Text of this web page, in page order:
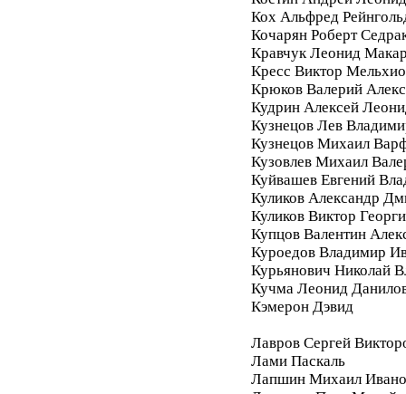
Кох Альфред
Кочарян Роберт
Кравчук Леонид
Кресс Виктор
Крюков Валерий
Кудрин Алексей
Кузнецов Лев
Кузнецов Михаил
Кузовлев Михаил
Куйвашев Евгений
Куликов Александр
Куликов Виктор
Купцов Валентин
Куроедов Владимир
Курьянович Николай
Кучма Леонид
Кэмерон Дэвид
Лавров Сергей
Лами Паскаль
Лапшин Михаил